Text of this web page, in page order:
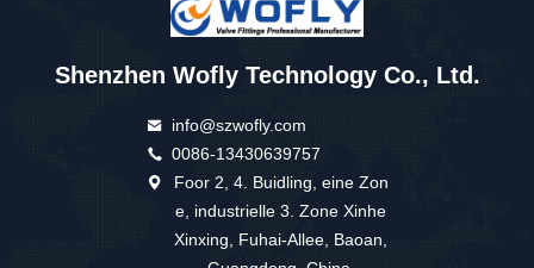
Shenzhen Wofly Technology Co., Ltd.
info@szwofly.com
0086-13430639757
Foor 2, 4. Buidling, eine Zon
e, industrielle 3. Zone Xinhe
Xinxing, Fuhai-Allee, Baoan,